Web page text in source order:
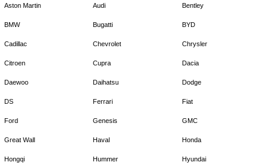
Aston Martin Audi Bentley
BMW Bugatti BYD
Cadillac Chevrolet Chrysler
Citroen Cupra Dacia
Daewoo Daihatsu Dodge
DS Ferrari Fiat
Ford Genesis GMC
Great Wall Haval Honda
Hongqi Hummer Hyundai